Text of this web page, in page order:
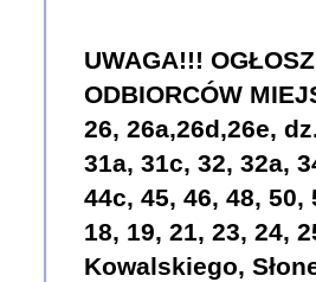
UWAGA!!!
ODBIORCÓW
26, 26a,26d,26e,
31a, 31c, 32, 32a,
44c, 45, 46, 48,
18, 19, 21, 23, 24,
Kowalskiego,